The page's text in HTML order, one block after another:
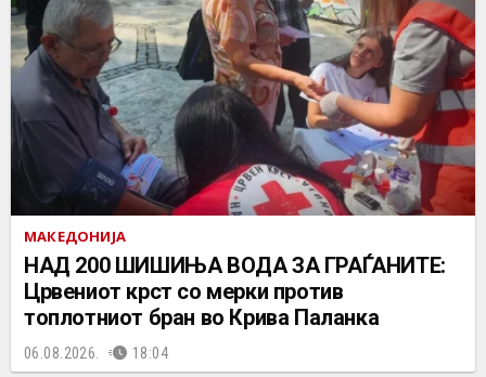
МАКЕДОНИЈА
НАД 200 ШИШИЊА ВОДА ЗА ГРАЃАНИТЕ:
Црвениот крст со мерки против
топлотниот бран во Крива Паланка
06.08.2026. 18:04